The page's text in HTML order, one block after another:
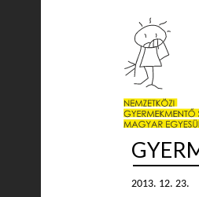
2013. 12. 23.